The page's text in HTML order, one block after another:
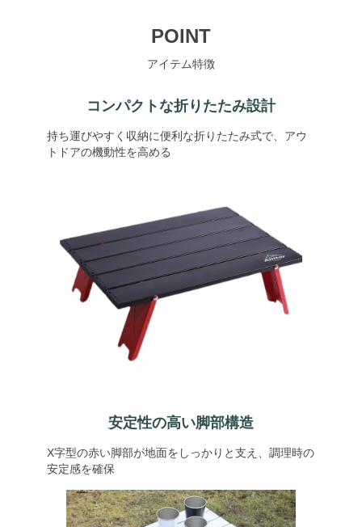
POINT
アイテム特徴
コンパクトな折りたたみ設計
持ち運びやすく収納に便利な折りたたみ式で、アウ
トドアの機動性を高める
安定性の高い脚部構造
X字型の赤い脚部が地面をしっかりと支え、調理時の
安定感を確保